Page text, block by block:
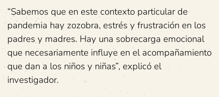
“Sabemos que en este contexto particular de
pandemia hay zozobra, estrés y frustración en los
padres y madres. Hay una sobrecarga emocional
que necesariamente influye en el acompañamiento
que dan a los niños y niñas”, explicó el
investigador.